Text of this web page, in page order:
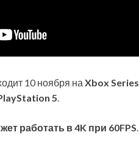
10 ноября на Xbox Series
5.
работать в 4K при 60FPS.